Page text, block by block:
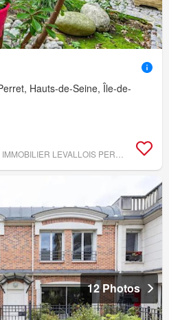
Hauts-de-Seine, Île-de-
12 Photos